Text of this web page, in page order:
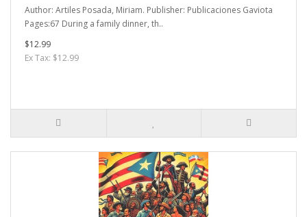
Author: Artiles Posada, Miriam. Publisher: Publicaciones Gaviota
Pages:67 During a family dinner, th..
$12.99
Ex Tax: $12.99